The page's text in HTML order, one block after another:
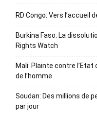
RD Congo: Vers
Burkina Faso: La
Rights Watch
Mali: Plainte contre
de l’homme
Soudan: Des millions de
par jour